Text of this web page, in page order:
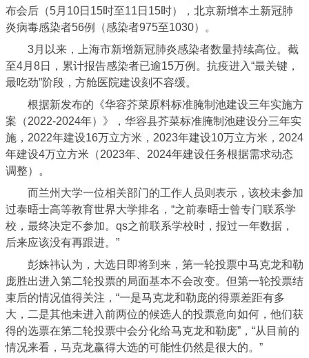
布会后（5月10日15时至11日15时），北京新增本土新冠肺
炎病毒感染者56例（感染者975至1030）。
3月以来，上海市新增新冠肺炎感染者数量持续高位。截
至4月8日，累计报告感染者已逾15万例。抗疫进入“最关键，
最吃劲”阶段，方舱医院建设刻不容缓。
根据新发布的《华容芥菜原料标准腌制池建设三年实施方
案（2022-2024年）》，华容县芥菜标准腌制池建设分三年实
施，2022年建设16万立方米，2023年建设10万立方米，2024
年建设4万立方米（2023年、2024年建设任务根据需求动态
调整）。
而兰州大学一位相关部门的工作人员则表示，该校未参加
过泰晤士高等教育世界大学排名，“之前泰晤士曾专门联系学
校，最终决定不参加。qs之前联系学校时，报过一年数据，
后来应该没有再跟进。”
彭姝祎认为，大选日即将到来，第一轮投票中马克龙和勒
庞胜出进入第二轮投票的局面基本不会改变。但第一轮投票结
束后的情况值得关注，“一是马克龙和勒庞的得票差距有多
大，二是其他未进入前两位的候选人的投票意向如何，他们获
得的选票在第二轮投票中会分化给马克龙和勒庞”，“从目前的
情况来看，马克龙赢得大选的可能性仍然是很大的。”